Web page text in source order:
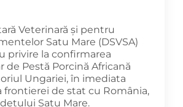
Veterinară și pentru
Satu Mare (DSVSA)
privire la confirmarea
de Pestă Porcină Africană
Ungariei, în imediata
frontierei de stat cu România,
Satu Mare.